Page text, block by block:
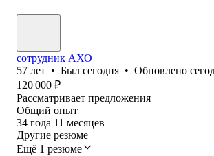
сотрудник АХО
57 лет • Был сегодня • Обновлено
120 000 ₽
Рассматривает предложения
Общий опыт
34 года 11 месяцев
Другие резюме
Ещё 1 резюме